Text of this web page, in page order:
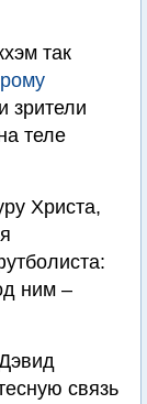
так
зрители
теле
Христа,
ним –
связь